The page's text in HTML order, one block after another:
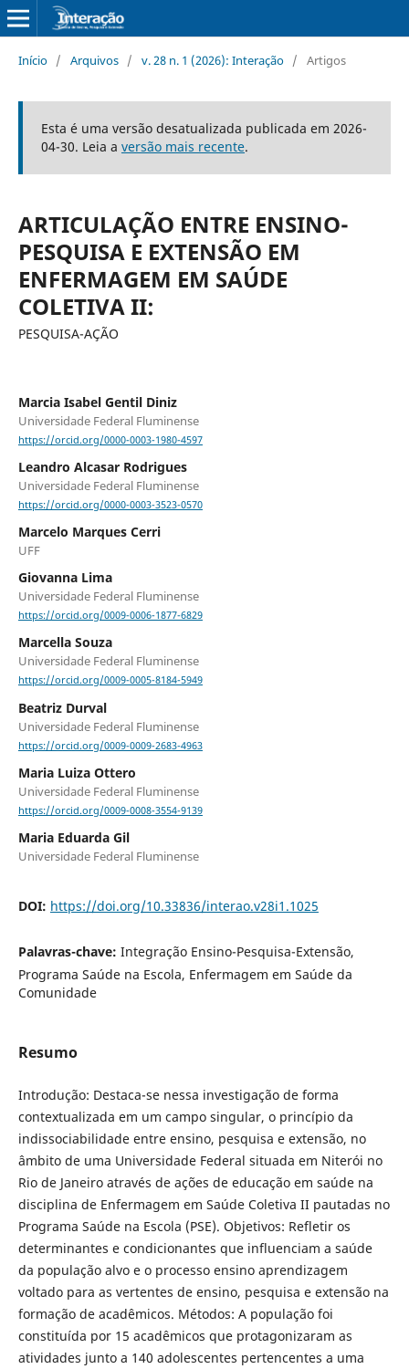
Início / Arquivos / v. 28 n. 1 (2026): Interação / Artigos
Esta é uma versão desatualizada publicada em 2026-
04-30. Leia a versão mais recente.
ARTICULAÇÃO ENTRE ENSINO-
PESQUISA E EXTENSÃO EM
ENFERMAGEM EM SAÚDE
COLETIVA II:
PESQUISA-AÇÃO
Marcia Isabel Gentil Diniz
Universidade Federal Fluminense
https://orcid.org/0000-0003-1980-4597
Leandro Alcasar Rodrigues
Universidade Federal Fluminense
https://orcid.org/0000-0003-3523-0570
Marcelo Marques Cerri
UFF
Giovanna Lima
Universidade Federal Fluminense
https://orcid.org/0009-0006-1877-6829
Marcella Souza
Universidade Federal Fluminense
https://orcid.org/0009-0005-8184-5949
Beatriz Durval
Universidade Federal Fluminense
https://orcid.org/0009-0009-2683-4963
Maria Luiza Ottero
Universidade Federal Fluminense
https://orcid.org/0009-0008-3554-9139
Maria Eduarda Gil
Universidade Federal Fluminense
DOI: https://doi.org/10.33836/interao.v28i1.1025
Palavras-chave: Integração Ensino-Pesquisa-Extensão,
Programa Saúde na Escola, Enfermagem em Saúde da
Comunidade
Resumo
Introdução: Destaca-se nessa investigação de forma
contextualizada em um campo singular, o princípio da
indissociabilidade entre ensino, pesquisa e extensão, no
âmbito de uma Universidade Federal situada em Niterói no
Rio de Janeiro através de ações de educação em saúde na
disciplina de Enfermagem em Saúde Coletiva II pautadas no
Programa Saúde na Escola (PSE). Objetivos: Refletir os
determinantes e condicionantes que influenciam a saúde
da população alvo e o processo ensino aprendizagem
voltado para as vertentes de ensino, pesquisa e extensão na
formação de acadêmicos. Métodos: A população foi
constituída por 15 acadêmicos que protagonizaram as
atividades junto a 140 adolescentes pertencentes a uma